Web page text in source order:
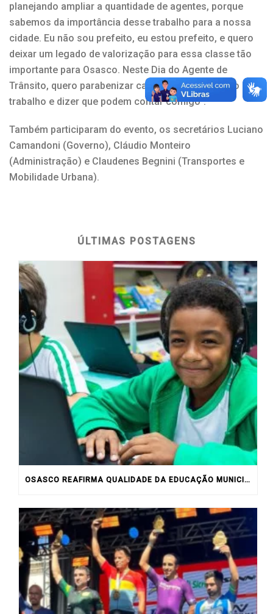
planejando ampliar a quantidade de agentes, porque
sabemos da importância desse trabalho para a nossa
cidade. Eu não sou prefeito, eu estou prefeito, e quero
deixar um legado de valorização para essa classe tão
importante para Osasco. Neste Dia do Agente de
Trânsito, quero parabenizar cada um de vocês pelo
trabalho e dizer que podem contar comigo”.
Também participaram do evento, os secretários Luciano
Camandoni (Governo), Cláudio Monteiro
(Administração) e Claudenes Begnini (Transportes e
Mobilidade Urbana).
ÚLTIMAS POSTAGENS
OSASCO REAFIRMA QUALIDADE DA EDUCAÇÃO MUNICIPAL COM RESULTADOS DO IDEB